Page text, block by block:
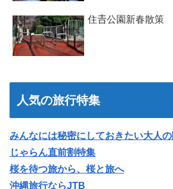
住𠮷公園新春散策
人気の旅行特集
みんなには秘密にしておきたい大人
じゃらん直前割特集
桜を待つ旅から、桜と旅へ
沖縄旅行ならJTB